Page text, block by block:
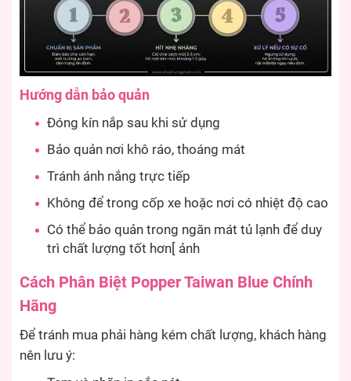
Hướng dẫn bảo quản
Đóng kín nắp sau khi sử dụng
Bảo quản nơi khô ráo, thoáng mát
Tránh ánh nắng trực tiếp
Không để trong cốp xe hoặc nơi có nhiệt độ cao
Có thể bảo quản trong ngăn mát tủ lạnh để duy
trì chất lượng tốt hơn[ ảnh
Cách Phân Biệt Popper Taiwan Blue Chính
Hãng
Để tránh mua phải hàng kém chất lượng, khách hàng
nên lưu ý: